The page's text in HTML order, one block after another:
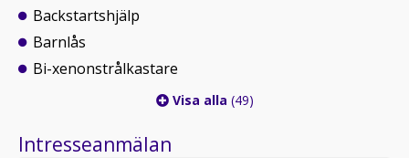
Backstartshjälp
Barnlås
Bi-xenonstrålkastare
Visa alla (49)
Intresseanmälan